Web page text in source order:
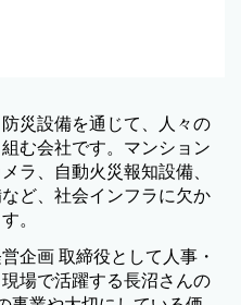
災設備を通じて、人々の
む会社です。マンション
ラ、自動火災報知設備、
ど、社会インフラに欠か
。
企画 取締役として 人事・
場で活躍する長沼さんの